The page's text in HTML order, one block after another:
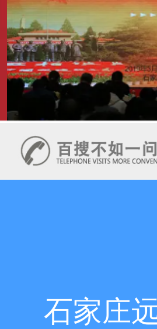
石家庄